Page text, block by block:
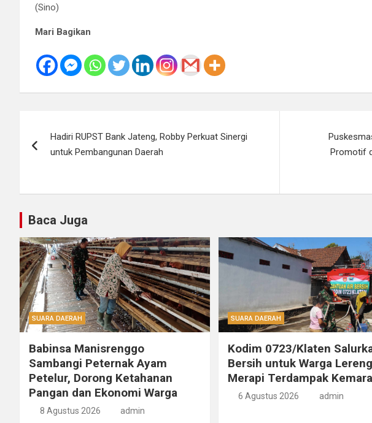
(Sino)
Mari Bagikan
posHadiri RUPST Bank Jateng, Robby Perkuat Sinergi
untuk Pembangunan Daerah
Promotif
Baca Juga
SUARA DAERAH
Babinsa Manisrenggo
Sambangi Peternak Ayam
Petelur, Dorong Ketahanan
Pangan dan Ekonomi Warga
8 Agustus 2026 admin
SUARA DAERAH
Kodim 0723/Klaten
Bersih untuk Warga Lereng
Merapi Terdampak
6 Agustus 2026 admin